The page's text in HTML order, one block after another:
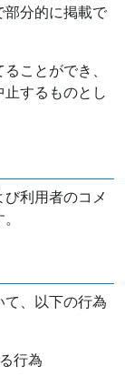
部分的に掲載で
ことができ、
するものとし
利用者のコメ
て、以下の行為
行為